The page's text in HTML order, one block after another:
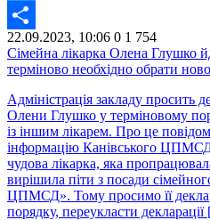
Twitter
Share
22.09.2023, 10:06 0 1 754
Сімейна лікарка Олена Глушко
терміново необхідно обрати
Адміністрація закладу просить
Олени Глушко у терміновому
із іншим лікарем. Про це
інформацію Канівського
чудова лікарка, яка
вирішила піти з посади
ЦПМСД». Тому просимо її
порядку, переукласти